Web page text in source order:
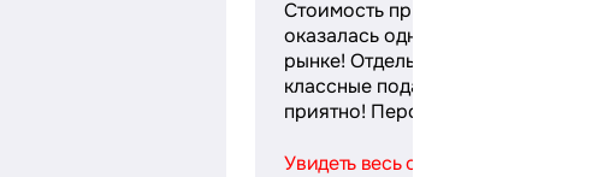
Стоимость при этом
оказалась одной из лучших на
рынке! Отдельное спасибо за
классные подарки — безумно
приятно! Персонал ...
Увидеть весь отзыв